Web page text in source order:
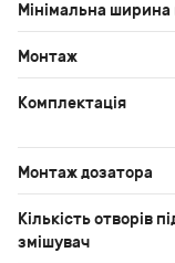
Мінімальна
Монтаж
Комплектація
Монтаж дозатора
Кількість отворів
змішувач